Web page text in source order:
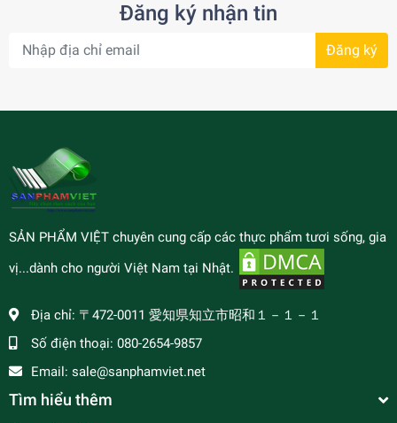
Đăng ký nhận tin
Đăng ký
SẢN PHẨM VIỆT chuyên cung cấp các thực phẩm tươi sống, gia
vị...dành cho người Việt Nam tại Nhật.
Địa chỉ: 〒472-0011 愛知県知立市昭和１－１－１
Số điện thoại: 080-2654-9857
Email: sale@sanphamviet.net
Tìm hiểu thêm